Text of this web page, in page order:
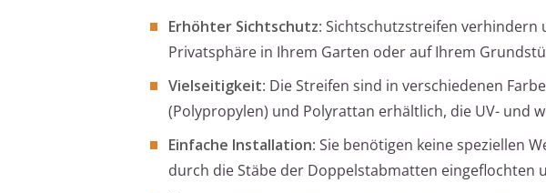
Erhöhter Sichtschutz: Sichtschutzstreifen
Privatsphäre in Ihrem Garten oder auf Ihrem
Vielseitigkeit: Die Streifen sind in verschiedenen
(Polypropylen) und Polyrattan erhältlich, die UV- und
Einfache Installation: Sie benötigen keine speziellen
durch die Stäbe der Doppelstabmatten eingeflochten